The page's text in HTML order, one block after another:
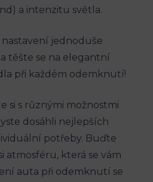
a intenzitu světla.
jednoduše
těšte se na elegantní
při každém odemknutí!
si s různými možnostmi
dosáhli nejlepších
potřeby. Buďte
atmosféru, která se vám
auta při odemknutí se